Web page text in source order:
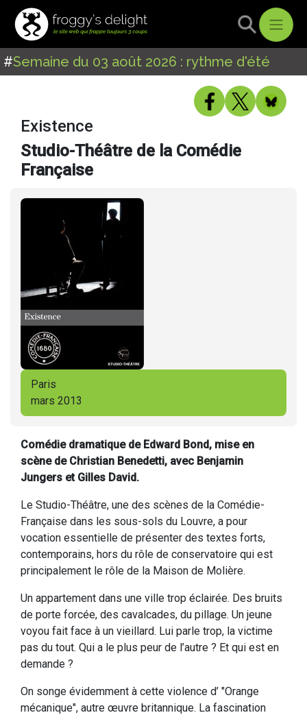
#Semaine du 03 août 2026 : rythme d'été
Existence
Studio-Théâtre de la Comédie
Française
Paris
mars 2013
Comédie dramatique de Edward Bond, mise en
scène de Christian Benedetti, avec Benjamin
Jungers et Gilles David.
Le Studio-Théâtre, une des scènes de la Comédie-
Française dans les sous-sols du Louvre, a pour
vocation essentielle de présenter des textes forts,
contemporains, hors du rôle de conservatoire qui est
principalement le rôle de la Maison de Molière.
Un appartement dans une ville trop éclairée. Des bruits
de porte forcée, des cavalcades, du pillage. Un jeune
voyou fait face à un vieillard. Lui parle trop, la victime
pas du tout. Qui a le plus peur de l’autre ? Et qui est en
demande ?
On songe évidemment à cette violence d’ "Orange
mécanique", autre œuvre britannique. La fascination